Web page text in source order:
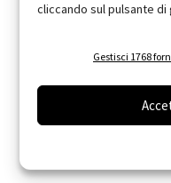
cliccando sul pulsante
Gestisci 1768